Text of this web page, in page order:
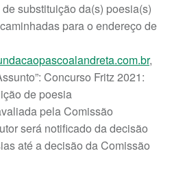
substituição da(s) poesia(s)
para o endereço de
,
Concurso Fritz 2021:
de poesia
pela Comissão
será notificado da decisão
até a decisão da Comissão